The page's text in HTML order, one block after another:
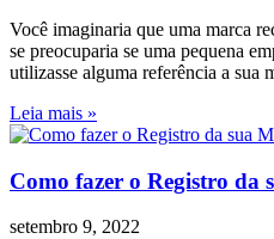
Você imaginaria que uma marca
se preocuparia se uma pequena
utilizasse alguma referência a sua
Leia mais »
Como fazer o Registro da
setembro 9, 2022